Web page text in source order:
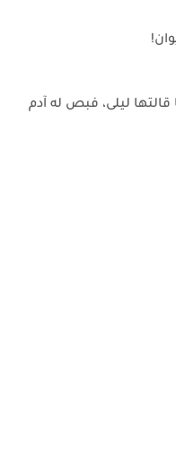
ليلى، فبص له آدم